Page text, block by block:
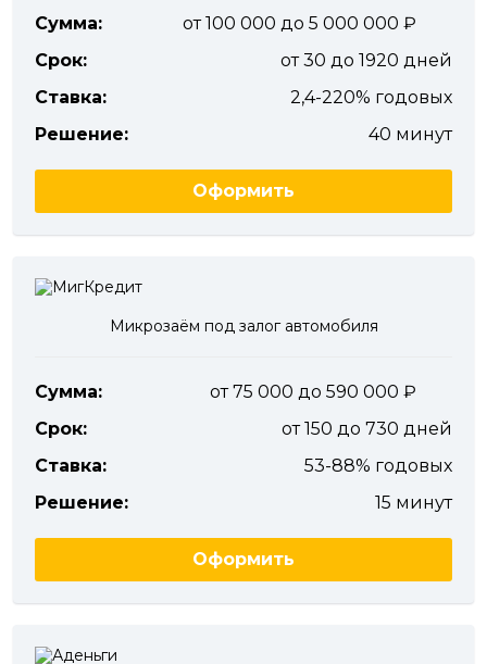
Сумма:
от 100 000 до 5 000 000
Срок:
от 30 до 1920 дней
Ставка:
2,4-220% годовых
Решение:
40 минут
Оформить
Микрозаём под залог автомобиля
Сумма:
от 75 000 до 590 000
Срок:
от 150 до 730 дней
Ставка:
53-88% годовых
Решение:
15 минут
Оформить